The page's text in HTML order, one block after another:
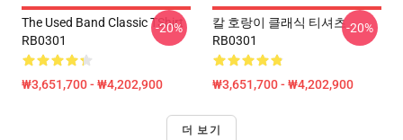
The Used Band Classic TShirt
RB0301
₩3,651,700 - ₩4,202,900
-20%
칼 호랑이 클래식 티셔츠
RB0301
₩3,651,700 - ₩4,202,900
-20%
더 보기